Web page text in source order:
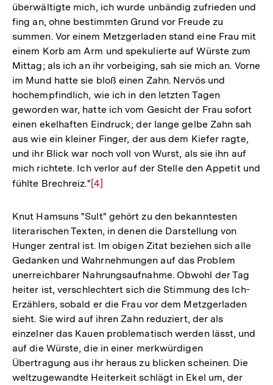
überwältigte mich, ich wurde unbändig zufrieden und
fing an, ohne bestimmten Grund vor Freude zu
summen. Vor einem Metzgerladen stand eine Frau mit
einem Korb am Arm und spekulierte auf Würste zum
Mittag; als ich an ihr vorbeiging, sah sie mich an. Vorne
im Mund hatte sie bloß einen Zahn. Nervös und
hochempfindlich, wie ich in den letzten Tagen
geworden war, hatte ich vom Gesicht der Frau sofort
einen ekelhaften Eindruck; der lange gelbe Zahn sah
aus wie ein kleiner Finger, der aus dem Kiefer ragte,
und ihr Blick war noch voll von Wurst, als sie ihn auf
mich richtete. Ich verlor auf der Stelle den Appetit und
fühlte Brechreiz."Zur
der
Fußnote
[4]
Knut Hamsuns "Sult" gehört zu den bekanntesten
literarischen Texten, in denen die Darstellung von
Hunger zentral ist. Im obigen Zitat beziehen sich alle
Gedanken und Wahrnehmungen auf das Problem
unerreichbarer Nahrungsaufnahme. Obwohl der Tag
heiter ist, verschlechtert sich die Stimmung des Ich-
Erzählers, sobald er die Frau vor dem Metzgerladen
sieht. Sie wird auf ihren Zahn reduziert, der als
einzelner das Kauen problematisch werden lässt, und
auf die Würste, die in einer merkwürdigen
Übertragung aus ihr heraus zu blicken scheinen. Die
weltzugewandte Heiterkeit schlägt in Ekel um, der